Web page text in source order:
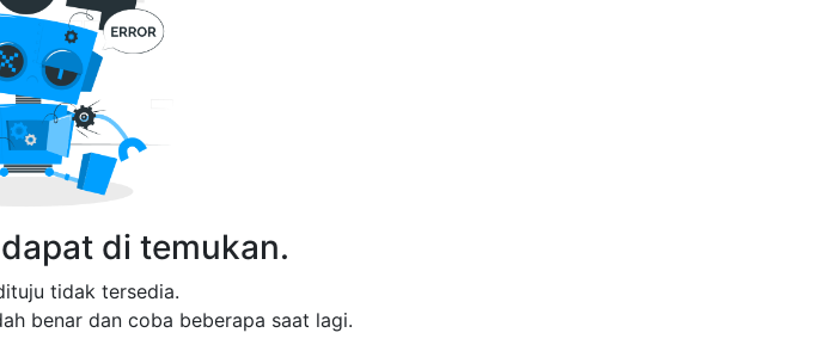
di temukan.
tidak tersedia.
benar dan coba beberapa saat lagi.